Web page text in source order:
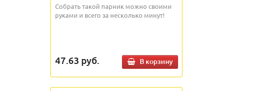
Собрать такой парник можно своими
руками и всего за несколько минут!
47.63 руб. В корзину